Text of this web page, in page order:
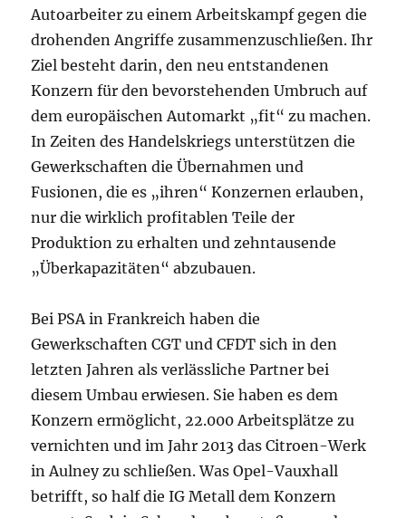
Autoarbeiter zu einem Arbeitskampf gegen die
drohenden Angriffe zusammenzuschließen. Ihr
Ziel besteht darin, den neu entstandenen
Konzern für den bevorstehenden Umbruch auf
dem europäischen Automarkt „fit“ zu machen.
In Zeiten des Handelskriegs unterstützen die
Gewerkschaften die Übernahmen und
Fusionen, die es „ihren“ Konzernen erlauben,
nur die wirklich profitablen Teile der
Produktion zu erhalten und zehntausende
„Überkapazitäten“ abzubauen.
Bei PSA in Frankreich haben die
Gewerkschaften CGT und CFDT sich in den
letzten Jahren als verlässliche Partner bei
diesem Umbau erwiesen. Sie haben es dem
Konzern ermöglicht, 22.000 Arbeitsplätze zu
vernichten und im Jahr 2013 das Citroen-Werk
in Aulney zu schließen. Was Opel-Vauxhall
betrifft, so half die IG Metall dem Konzern